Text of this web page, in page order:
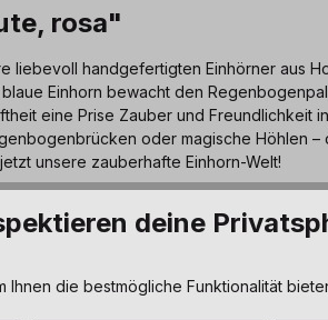
rosa"
handgefertigten Einhörner aus
Einhorn bewacht den
eine Prise Zauber und
oder magische Höhlen
unsere zauberhafte Einhorn-Welt!
bei Licht
Holz,
dekoratives
deine
die bestmögliche Funktionalität